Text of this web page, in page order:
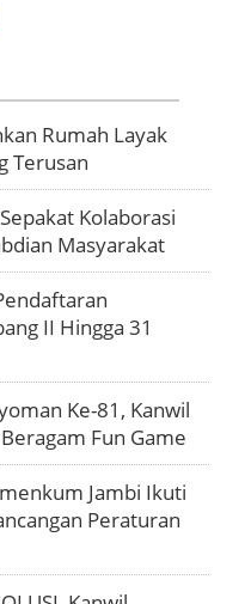
Rumah Layak
Terusan
Kolaborasi
Masyarakat
II Hingga 31
Ke-81, Kanwil
Fun Game
Jambi Ikuti
Peraturan